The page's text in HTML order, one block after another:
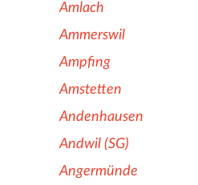
Amlach
Ammerswil
Ampfing
Amstetten
Andenhausen
Andwil (SG)
Angermünde